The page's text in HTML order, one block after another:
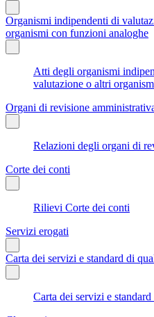
Organismi indipendenti di
organismi con funzioni analoghe
Atti degli organismi
valutazione o altri
Organi di revisione
Relazioni degli organi di
Corte dei conti
Rilievi Corte dei conti
Servizi erogati
Carta dei servizi e standard di
Carta dei servizi e